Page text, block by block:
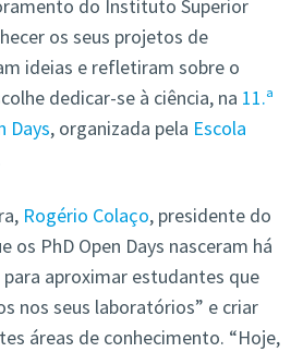
do Instituto Superior
os seus projetos de
ideias e refletiram sobre o
dedicar-se à ciência, na 11.ª
Days, organizada pela Escola
Rogério Colaço, presidente do
os PhD Open Days nasceram há
aproximar estudantes que
nos seus laboratórios” e criar
áreas de conhecimento. “Hoje,